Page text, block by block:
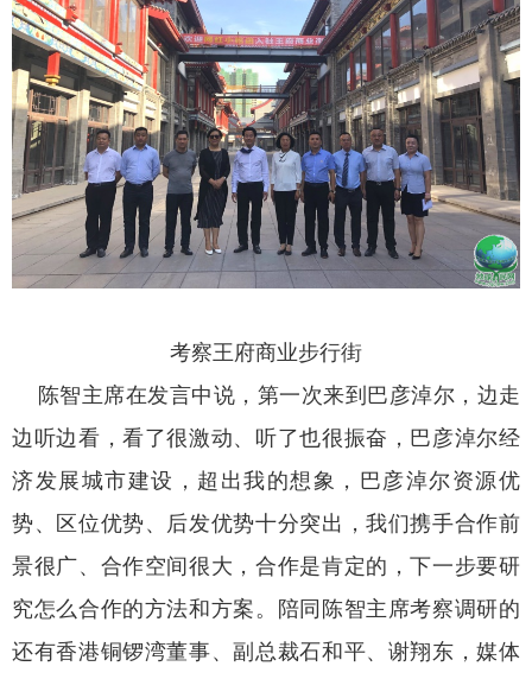
考察王府商业步行街
陈智主席在发言中说，第一次来到巴彦淖尔，边走
边听边看，看了很激动、听了也很振奋，巴彦淖尔经
济发展城市建设，超出我的想象，巴彦淖尔资源优
势、区位优势、后发优势十分突出，我们携手合作前
景很广、合作空间很大，合作是肯定的，下一步要研
究怎么合作的方法和方案。陪同陈智主席考察调研的
还有香港铜锣湾董事、副总裁石和平、谢翔东，媒体